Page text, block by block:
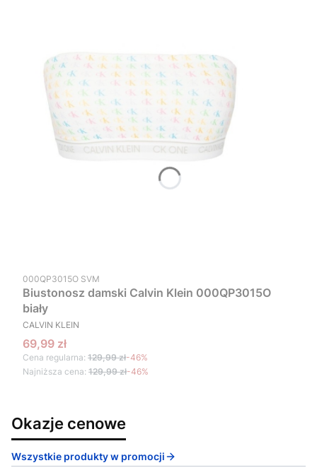
Kod produktu
000QP3015O SVM
Biustonosz damski Calvin Klein 000QP3015O
biały
PRODUCENT
CALVIN KLEIN
Cena promocyjna
69,99 zł
Cena regularna: 129,99 zł-46%
Najniższa cena: 129,99 zł-46%
Okazje cenowe
Wszystkie produkty w promocji